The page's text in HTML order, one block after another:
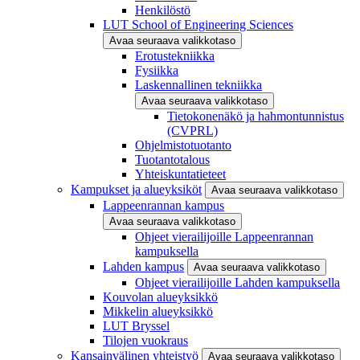
Henkilöstö
LUT School of Engineering Sciences
Avaa seuraava valikkotaso
Erotustekniikka
Fysiikka
Laskennallinen tekniikka
Avaa seuraava valikkotaso
Tietokonenäkö ja hahmontunnistus
(CVPRL)
Ohjelmistotuotanto
Tuotantotalous
Yhteiskuntatieteet
Kampukset ja alueyksiköt
Avaa seuraava valikkotaso
Lappeenrannan kampus
Avaa seuraava valikkotaso
Ohjeet vierailijoille Lappeenrannan
kampuksella
Lahden kampus
Avaa seuraava valikkotaso
Ohjeet vierailijoille Lahden kampuksella
Kouvolan alueyksikkö
Mikkelin alueyksikkö
LUT Bryssel
Tilojen vuokraus
Kansainvälinen yhteistyö
Avaa seuraava valikkotaso